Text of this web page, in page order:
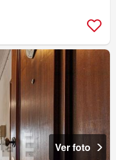
Ver foto